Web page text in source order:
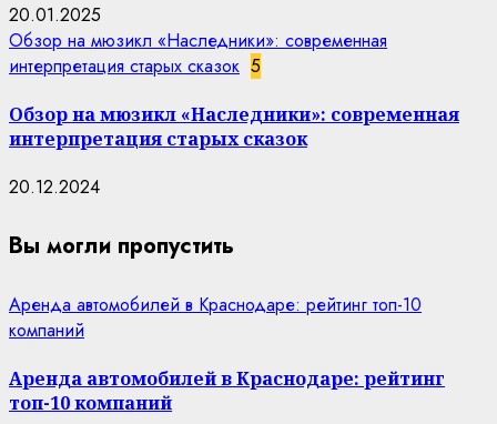
20.01.2025
Обзор на мюзикл «Наследники»: современная
интерпретация старых сказок 5
Обзор на мюзикл «Наследники»: современная
интерпретация старых сказок
20.12.2024
Вы могли пропустить
Аренда автомобилей в Краснодаре: рейтинг топ-10
компаний
Аренда автомобилей в Краснодаре: рейтинг
топ-10 компаний